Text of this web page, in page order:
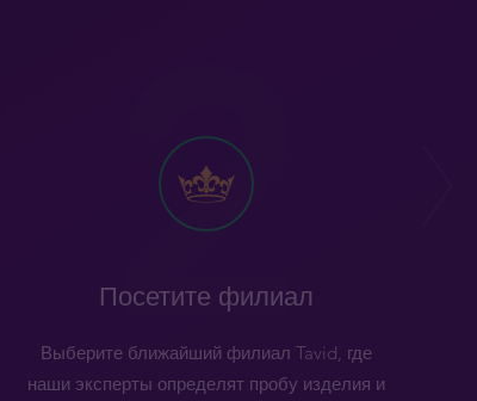
Посетите филиал
Выберите ближайший филиал Tavid, где
наши эксперты определят пробу изделия и